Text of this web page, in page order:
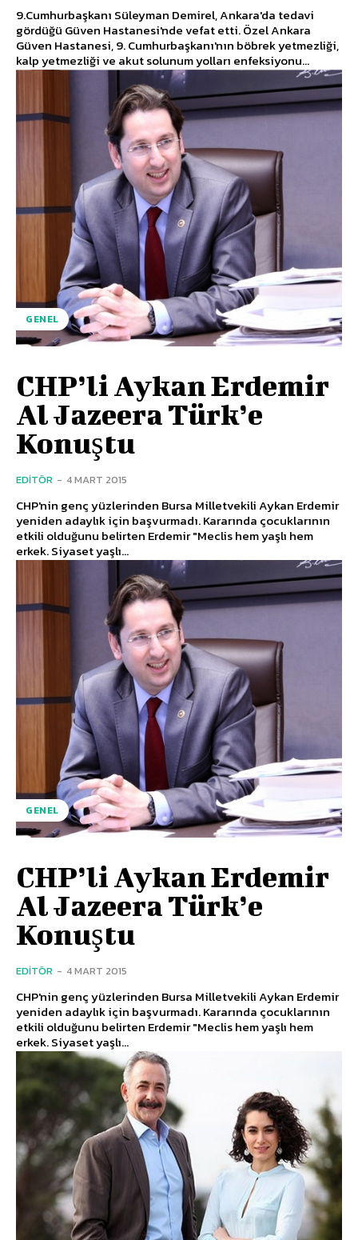
9.Cumhurbaşkanı Süleyman Demirel, Ankara'da tedavi
gördüğü Güven Hastanesi'nde vefat etti. Özel Ankara
Güven Hastanesi, 9. Cumhurbaşkanı'nın böbrek yetmezliği,
kalp yetmezliği ve akut solunum yolları enfeksiyonu...
GENEL
CHP’li Aykan Erdemir
Al Jazeera Türk’e
Konuştu
EDITÖR - 4 MART 2015
CHP'nin genç yüzlerinden Bursa Milletvekili Aykan Erdemir
yeniden adaylık için başvurmadı. Kararında çocuklarının
etkili olduğunu belirten Erdemir "Meclis hem yaşlı hem
erkek. Siyaset yaşlı...
GENEL
CHP’li Aykan Erdemir
Al Jazeera Türk’e
Konuştu
EDITÖR - 4 MART 2015
CHP'nin genç yüzlerinden Bursa Milletvekili Aykan Erdemir
yeniden adaylık için başvurmadı. Kararında çocuklarının
etkili olduğunu belirten Erdemir "Meclis hem yaşlı hem
erkek. Siyaset yaşlı...